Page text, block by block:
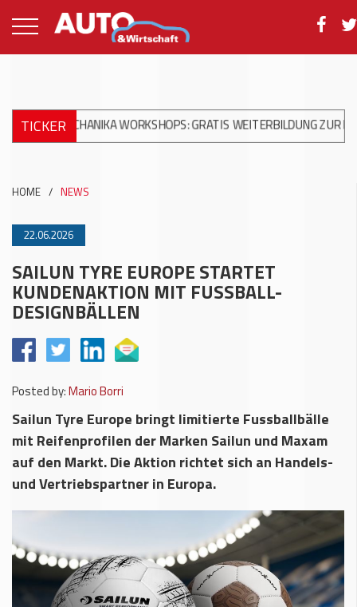
TICKER WORKSHOPS: GRATIS WEITERBILDUNG ZUR
HOME / NEWS
22.06.2026
SAILUN TYRE EUROPE STARTET
KUNDENAKTION MIT FUSSBALL-
DESIGNBÄLLEN
Posted by:Mario Borri
Sailun Tyre Europe bringt limitierte Fussballbälle
mit Reifenprofilen der Marken Sailun und Maxam
auf den Markt. Die Aktion richtet sich an Handels-
und Vertriebspartner in Europa.